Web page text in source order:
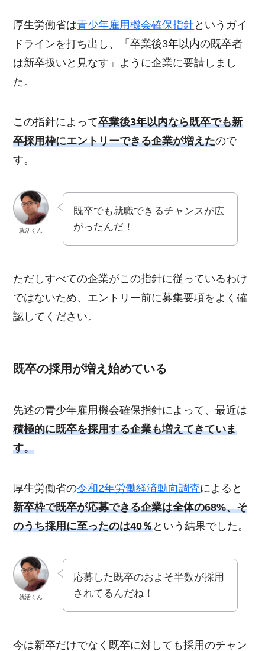
厚生労働省は青少年雇用機会確保指針というガイ
ドラインを打ち出し、「卒業後3年以内の既卒者
は新卒扱いと見なす」ように企業に要請しまし
た。
この指針によって卒業後3年以内なら既卒でも新
卒採用枠にエントリーできる企業が増えたので
す。
就活くん
既卒でも就職できるチャンスが広
がったんだ！
ただしすべての企業がこの指針に従っているわけ
ではないため、エントリー前に募集要項をよく確
認してください。
既卒の採用が増え始めている
先述の青少年雇用機会確保指針によって、最近は
積極的に既卒を採用する企業も増えてきていま
す。
厚生労働省の令和2年労働経済動向調査によると
新卒枠で既卒が応募できる企業は全体の68%、そ
のうち採用に至ったのは40％という結果でした。
就活くん
応募した既卒のおよそ半数が採用
されてるんだね！
今は新卒だけでなく既卒に対しても採用のチャン